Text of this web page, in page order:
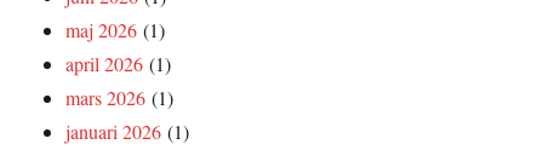
maj 2026 (1)
april 2026 (1)
mars 2026 (1)
januari 2026 (1)